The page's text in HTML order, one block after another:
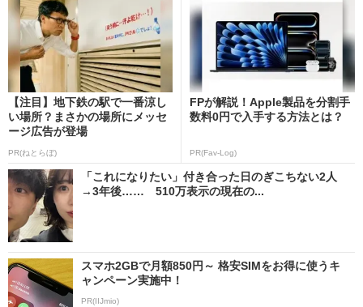
【注目】地下鉄の駅で一番涼し
い場所？まさかの場所にメッセ
ージ広告が登場
PR(ねとらぼ)
FPが解説！Apple製品を分割手
数料0円で入手する方法とは？
PR(Fav-Log)
「これになりたい」付き合った日のぎこちない2人
→3年後…… 510万表示の現在の...
スマホ2GBで月額850円～ 格安SIMをお得に使うキ
ャンペーン実施中！
PR(IIJmio)